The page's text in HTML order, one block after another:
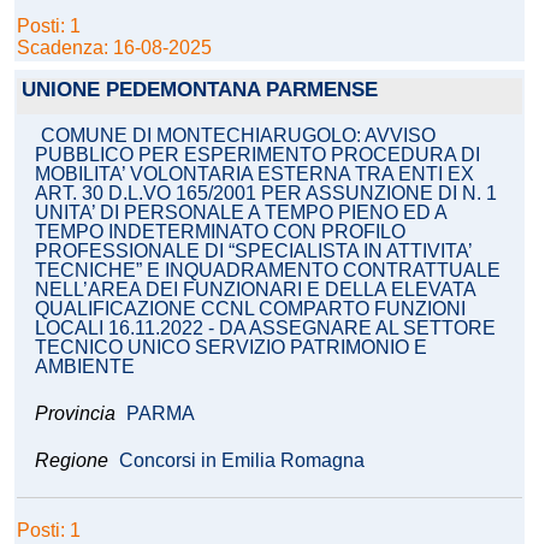
Posti: 1
Scadenza: 16-08-2025
UNIONE PEDEMONTANA PARMENSE
COMUNE DI MONTECHIARUGOLO: AVVISO
PUBBLICO PER ESPERIMENTO PROCEDURA DI
MOBILITA’ VOLONTARIA ESTERNA TRA ENTI EX
ART. 30 D.L.VO 165/2001 PER ASSUNZIONE DI N. 1
UNITA’ DI PERSONALE A TEMPO PIENO ED A
TEMPO INDETERMINATO CON PROFILO
PROFESSIONALE DI “SPECIALISTA IN ATTIVITA’
TECNICHE” E INQUADRAMENTO CONTRATTUALE
NELL’AREA DEI FUNZIONARI E DELLA ELEVATA
QUALIFICAZIONE CCNL COMPARTO FUNZIONI
LOCALI 16.11.2022 - DA ASSEGNARE AL SETTORE
TECNICO UNICO SERVIZIO PATRIMONIO E
AMBIENTE
Provincia PARMA
Regione Concorsi in Emilia Romagna
Posti: 1